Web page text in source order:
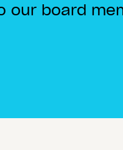
board